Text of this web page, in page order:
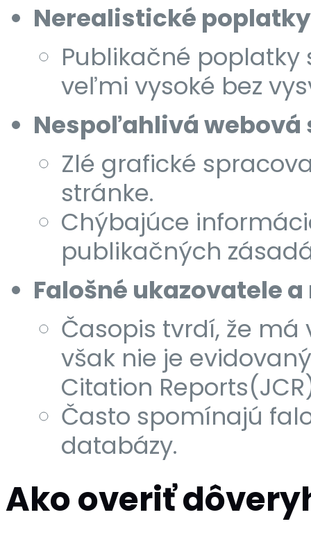
Nerealistické
Publikačné poplatky
veľmi vysoké bez
Nespoľahlivá webová
Zlé grafické
stránke.
Chýbajúce
publikačných
Falošné ukazovatele
Časopis tvrdí, že má
však nie je
Citation
Často spomínajú
databázy.
Ako overiť